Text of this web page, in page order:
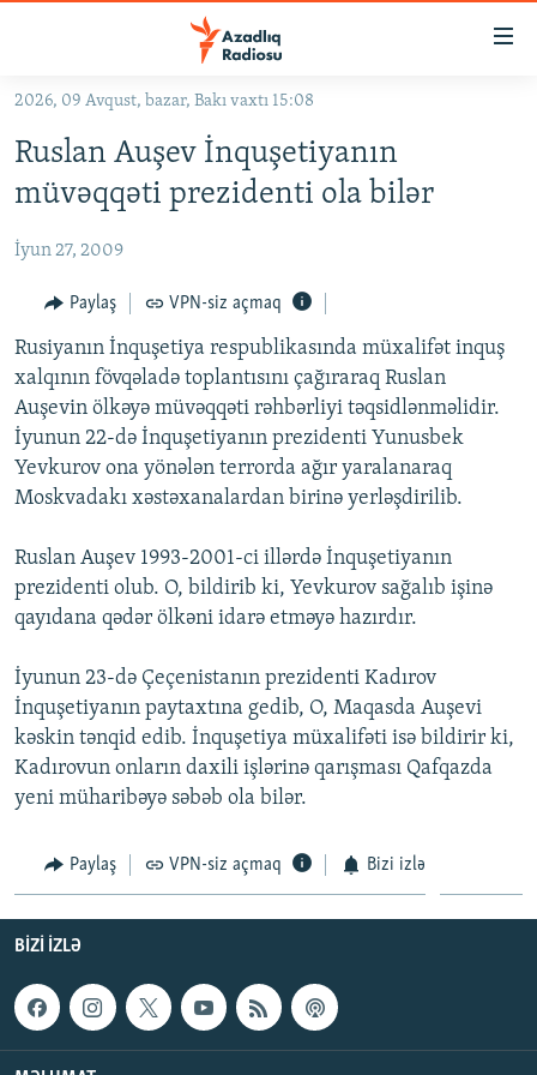
Əsas
qayıt
Əsas
naviqasiyaya
qayıt
KORRUPSIOMETR
#ƏSLINDƏ
FƏRQƏ BAX
QANUNI DOĞRU
ARAŞDIRMA
MULTIMEDIA
VIDEO
İNFOQRAFIKA
KARIKATURA
RADIO ARXIV
AZƏRBAYCAN ƏDƏBIYYATI KITABXANASI
İSLAM VƏ DEMOKRATIYA
MISSIYAMIZ
PEŞƏ ETIKASI VƏ JURNALISTIKA STANDARTLARIMIZ
AZADLIQRADIOSU MOBIL TELEFONUNUZDA
BIZIMLƏ ƏLAQƏ
XƏBƏR BÜLLETENLƏRIMIZ
BIZI IZLƏ
RFE/RL-in bütün saytları
2026, 09 Avqust, bazar, Bakı vaxtı 15:08
Ruslan Auşev İnquşetiyanın
müvəqqəti prezidenti ola bilər
İyun 27, 2009
Paylaş VPN-siz açmaq
Rusiyanın İnquşetiya respublikasında müxalifət inquş
xalqının fövqəladə toplantısını çağıraraq Ruslan
Auşevin ölkəyə müvəqqəti rəhbərliyi təqsidlənməlidir.
İyunun 22-də İnquşetiyanın prezidenti Yunusbek
Yevkurov ona yönələn terrorda ağır yaralanaraq
Moskvadakı xəstəxanalardan birinə yerləşdirilib.
Ruslan Auşev 1993-2001-ci illərdə İnquşetiyanın
prezidenti olub. O, bildirib ki, Yevkurov sağalıb işinə
qayıdana qədər ölkəni idarə etməyə hazırdır.
İyunun 23-də Çeçenistanın prezidenti Kadırov
İnquşetiyanın paytaxtına gedib, O, Maqasda Auşevi
kəskin tənqid edib. İnquşetiya müxalifəti isə bildirir ki,
Kadırovun onların daxili işlərinə qarışması Qafqazda
yeni müharibəyə səbəb ola bilər.
Paylaş VPN-siz açmaq Bizi izlə
BIZI IZLƏ